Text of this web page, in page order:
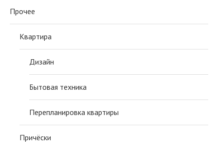
Прочее
Квартира
Дизайн
Бытовая техника
Перепланировка квартиры
Причёски